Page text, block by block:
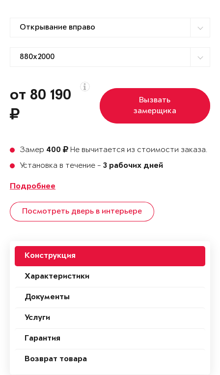
от 80 190
Вызвать
замерщика
Замер 400
Не вычитается из стоимости заказа.
Установка в течение - 3 рабочих дней
Подробнее
Посмотреть дверь в интерьере
Конструкция
Характеристики
Документы
Услуги
Гарантия
Возврат товара